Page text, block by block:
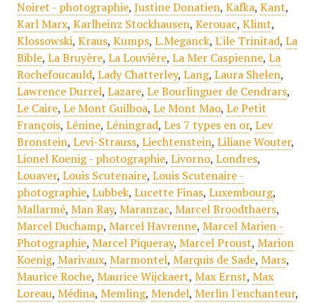
Noiret - photographie, Justine Donatien, Kafka, Kant,
Karl Marx, Karlheinz Stockhausen, Kerouac, Klimt,
Klossowski, Kraus, Kumps, L.Meganck, L'ile Trinitad, La
Bible, La Bruyère, La Louvière, La Mer Caspienne, La
Rochefoucauld, Lady Chatterley, Lang, Laura Shelen,
Lawrence Durrel, Lazare, Le Bourlinguer de Cendrars,
Le Caire, Le Mont Guilboa, Le Mont Mao, Le Petit
François, Lénine, Léningrad, Les 7 types en or, Lev
Bronstein, Levi-Strauss, Liechtenstein, Liliane Wouter,
Lionel Koenig - photographie, Livorno, Londres,
Louaver, Louis Scutenaire, Louis Scutenaire -
photographie, Lubbek, Lucette Finas, Luxembourg,
Mallarmé, Man Ray, Maranzac, Marcel Broodthaers,
Marcel Duchamp, Marcel Havrenne, Marcel Marien -
Photographie, Marcel Piqueray, Marcel Proust, Marion
Koenig, Marivaux, Marmontel, Marquis de Sade, Mars,
Maurice Roche, Maurice Wijckaert, Max Ernst, Max
Loreau, Médina, Memling, Mendel, Merlin l'enchanteur,